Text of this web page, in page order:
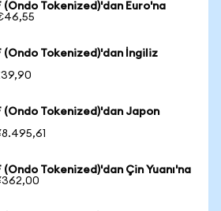
(Ondo Tokenized)'dan Euro'na
(Ondo Tokenized)'dan İngiliz
(Ondo Tokenized)'dan Japon
(Ondo Tokenized)'dan Çin Yuanı'na